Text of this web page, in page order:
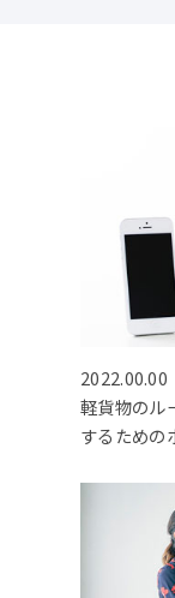
2022.00.00
軽貨物のル
するための